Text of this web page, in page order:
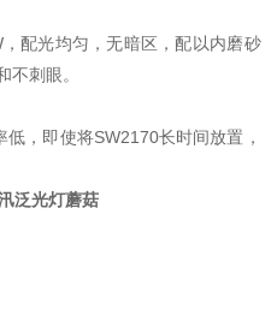
配光均匀，无暗区，配以内磨砂
不刺眼。
，即使将SW2170长时间放置，
泛光灯蘑菇